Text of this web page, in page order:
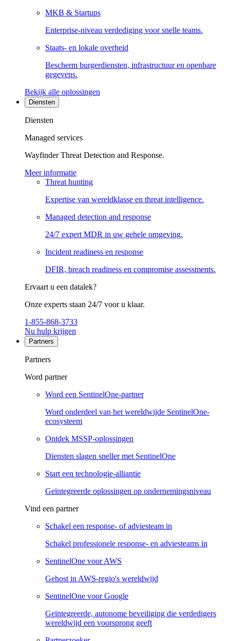
MKB & Startups
Enterprise-niveau verdediging voor snelle teams.
Staats- en lokale overheid
Bescherm burgerdiensten, infrastructuur en openbare
gegevens.
Bekijk alle oplossingen
Diensten
Diensten
Managed services
Wayfinder Threat Detection and Response.
Meer informatie
Threat hunting
Expertise van wereldklasse en threat intelligence.
Managed detection and response
24/7 expert MDR in uw gehele omgeving.
Incident readiness en response
DFIR, breach readiness en compromise assessments.
Ervaart u een datalek?
Onze experts staan 24/7 voor u klaar.
1-855-868-3733
Nu hulp krijgen
Partners
Partners
Word partner
Word een SentinelOne-partner
Word onderdeel van het wereldwijde SentinelOne-
ecosysteem
Ontdek MSSP-oplossingen
Diensten slagen sneller met SentinelOne
Start een technologie-alliantie
Geïntegreerde oplossingen op ondernemingsniveau
Vind een partner
Schakel een response- of adviesteam in
Schakel professionele response- en adviesteams in
SentinelOne voor AWS
Gehost in AWS-regio's wereldwijd
SentinelOne voor Google
Geïntegreerde, autonome beveiliging die verdedigers
wereldwijd een voorsprong geeft